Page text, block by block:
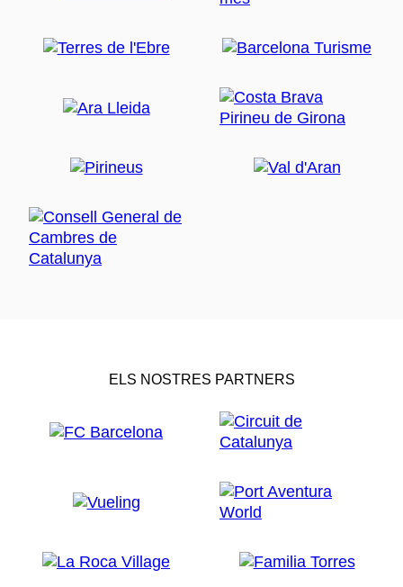
ELS NOSTRES PARTNERS